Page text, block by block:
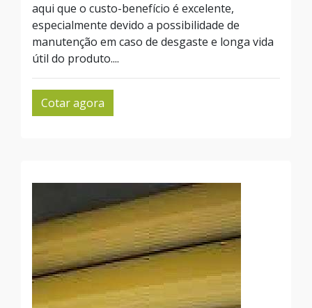
aqui que o custo-benefício é excelente,
especialmente devido a possibilidade de
manutenção em caso de desgaste e longa vida
útil do produto....
Cotar agora